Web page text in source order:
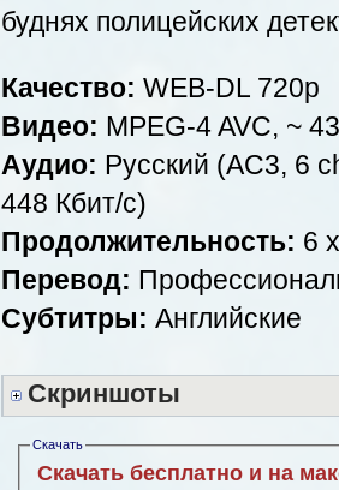
буднях полицейских
Качество: WEB-DL 720p
Видео: MPEG-4 AVC, ~
Аудио: Русский (AC3, 6
448 Кбит/с)
Продолжительность: 6
Перевод:
Субтитры: Aнглийские
Скриншоты
Скачать
Скачать бесплатно и на